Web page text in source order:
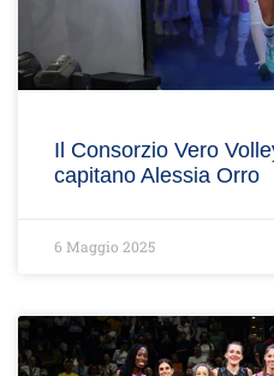
Il Consorzio Vero
capitano Alessia Orro
6 Maggio 2025